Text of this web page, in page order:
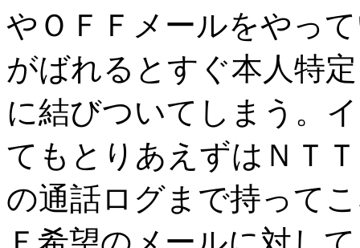
やＯＦＦメールをやっ
がばれるとすぐ本人特定
に結びついてしまう。
てもとりあえずはＮＴＴ
の通話ログまで持って